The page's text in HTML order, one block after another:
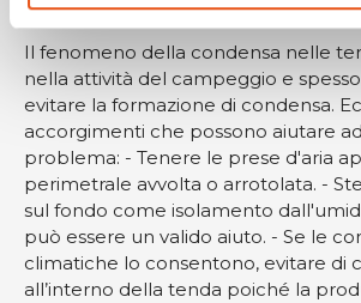
Il fenomeno della condensa nelle
nella attività del campeggio e
evitare la formazione di condensa.
accorgimenti che possono aiutare
problema: - Tenere le prese d'aria
perimetrale avvolta o arrotolata. -
sul fondo come isolamento
può essere un valido aiuto. - Se le
climatiche lo consentono, evitare di
all’interno della tenda poiché la